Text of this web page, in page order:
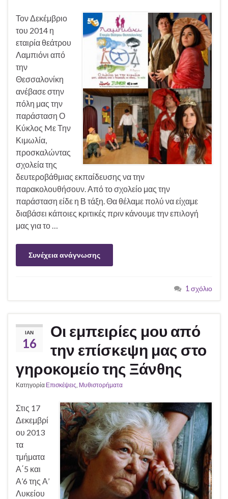
Τον Δεκέμβριο
του 2014 η
εταιρία θεάτρου
Λαμπιόνι από
την
Θεσσαλονίκη
ανέβασε στην
πόλη μας την
παράσταση Ο
Κύκλος Mε Την
Κιμωλία,
προσκαλώντας
σχολεία της
δευτεροβάθμιας εκπαίδευσης να την
παρακολουθήσουν. Από το σχολείο μας την
παράσταση είδε η Β τάξη. Θα θέλαμε πολύ να είχαμε
διαβάσει κάποιες κριτικές πριν κάνουμε την επιλογή
μας για το …
Συνέχεια ανάγνωσης
1 σχόλιο
ΙΑΝ
16
Οι εμπειρίες μου από
την επίσκεψη μας στο
γηροκομείο της Ξάνθης
Κατηγορία Επισκέψεις, Μυθιστορήματα
Στις 17
Δεκεμβρί
ου 2013
τα
τμήματα
Α΄5 και
Α’6 της Α’
Λυκείου